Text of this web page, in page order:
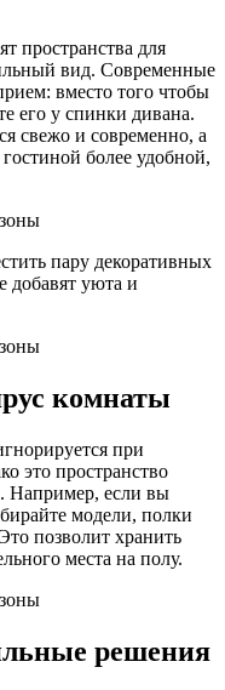
пространства для
вид. Современные
вместо того чтобы
его у спинки дивана.
свежо и современно, а
более удобной,
пару декоративных
добавят уюта и
комнаты
при
это пространство
Например, если вы
модели, полки
позволит хранить
места на полу.
решения